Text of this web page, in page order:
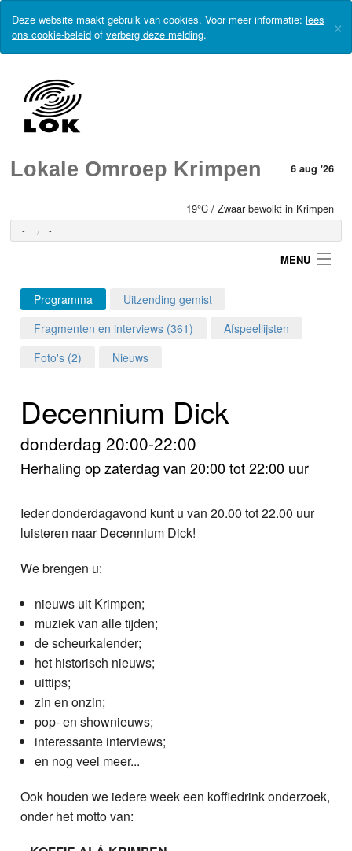
Deze website maakt gebruik van cookies. Voor meer informatie: lees
ons cookie-beleid of verberg deze melding. ×
Lokale Omroep Krimpen 6 aug '26
19°C / Zwaar bewolkt in Krimpen
- -
MENU
Login
Home
Foto's
Video
Programma
Uitzending gemist
Fragmenten en interviews (361)
Afspeellijsten
Foto's (2)
Nieuws
Decennium Dick
donderdag 20:00-22:00
Herhaling op zaterdag van 20:00 tot 22:00 uur
Ieder donderdagavond kunt u van 20.00 tot 22.00 uur
luisteren naar Decennium Dick!
We brengen u:
nieuws uit Krimpen;
muziek van alle tijden;
de scheurkalender;
het historisch nieuws;
uittips;
zin en onzin;
pop- en shownieuws;
interessante interviews;
en nog veel meer...
Ook houden we iedere week een koffiedrink onderzoek,
onder het motto van: